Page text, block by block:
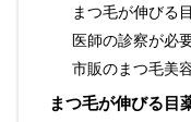
まつ毛が伸びる
医師の診察が必
市販のまつ毛美
まつ毛が伸びる目